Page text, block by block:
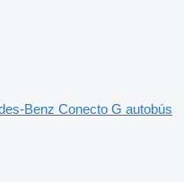
Benz Conecto G autobús